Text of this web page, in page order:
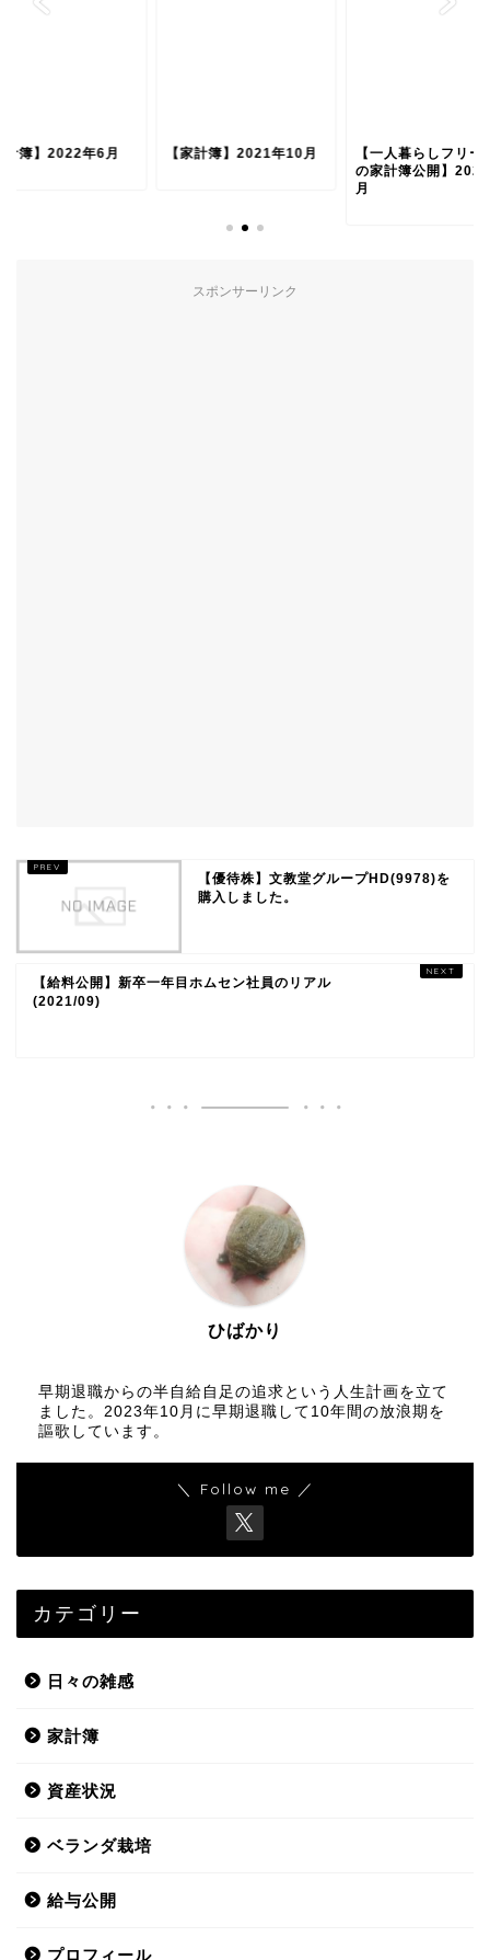
計簿】2022年6月 【家計簿】2021年10月
【一人暮らしフリー
の家計簿公開】
月
スポンサーリンク
【優待株】文教堂グループHD(9978)を
購入しました。
【給料公開】新卒一年目ホムセン社員のリアル
(2021/09)
ひばかり
早期退職からの半自給自足の追求という人生計画を立て
ました。2023年10月に早期退職して10年間の放浪期を
謳歌しています。
＼ Follow me ／
カテゴリー
日々の雑感
家計簿
資産状況
ベランダ栽培
給与公開
プロフィール